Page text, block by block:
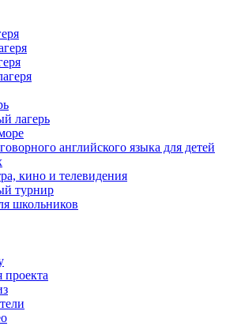
лагерь
английского языка для детей
кино и телевидения
турнир
школьников